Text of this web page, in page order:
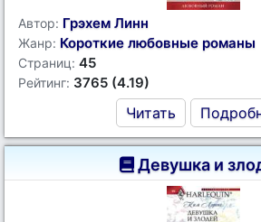
Автор: Грэхем Линн
Жанр: Короткие любовные романы
Страниц: 45
Рейтинг: 3765 (4.19)
Читать
Девушка и